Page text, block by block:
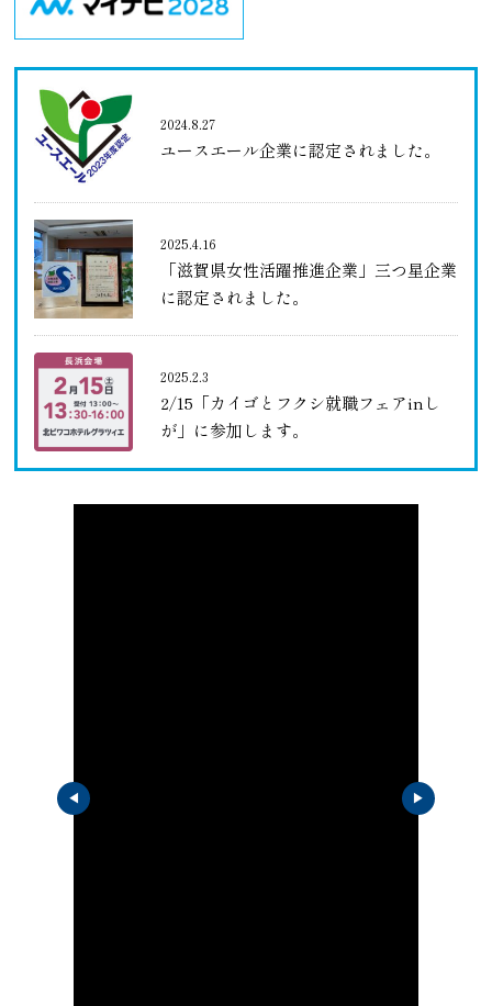
2024.8.27
ユースエール企業に認定されました。
2025.4.16
「滋賀県女性活躍推進企業」三つ星企業
に認定されました。
2025.2.3
2/15「カイゴとフクシ就職フェアinし
が」に参加します。